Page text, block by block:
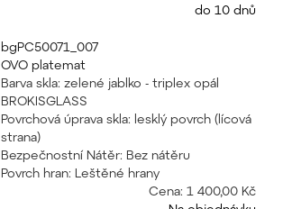
do 10 dnů
bgPC50071_007
OVO platemat
Barva skla: zelené jablko - triplex opál
BROKISGLASS
Povrchová úprava skla: lesklý povrch (lícová
strana)
Bezpečnostní Nátěr: Bez nátěru
Povrch hran: Leštěné hrany
Cena: 1 400,00 Kč